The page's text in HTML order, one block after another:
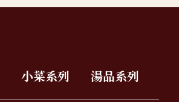
小菜系列 湯品系列